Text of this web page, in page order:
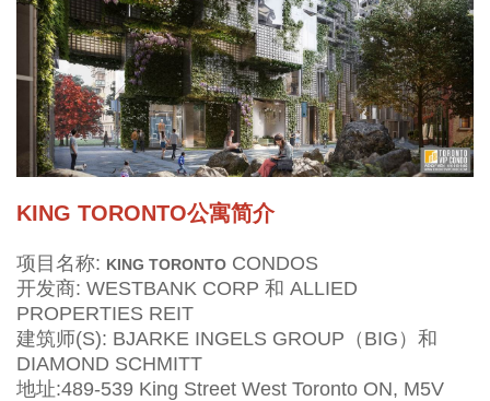
KING TORONTO公寓简介
项目名称: KING TORONTO CONDOS
开发商: WESTBANK CORP 和 ALLIED
PROPERTIES REIT
建筑师(S): BJARKE INGELS GROUP（BIG）和
DIAMOND SCHMITT
地址:489-539 King Street West Toronto ON, M5V